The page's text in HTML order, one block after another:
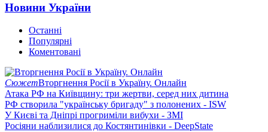
Новини України
Останні
Популярні
Коментовані
СюжетВторгнення Росії в Україну. Онлайн
Атака РФ на Київщину: три жертви, серед них дитина
РФ створила "українську бригаду" з полонених - ISW
У Києві та Дніпрі прогриміли вибухи - ЗМІ
Росіяни наблизилися до Костянтинівки - DeepState